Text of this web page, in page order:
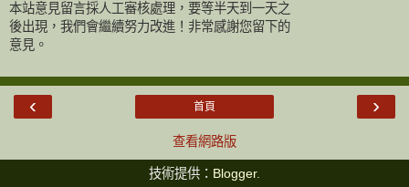
本站意見留言採人工審核處理，要等半天到一天之
後出現，我們會繼續努力改進！非常感謝您留下的
意見。
‹ ›
首頁
查看網路版
技術提供： Blogger.